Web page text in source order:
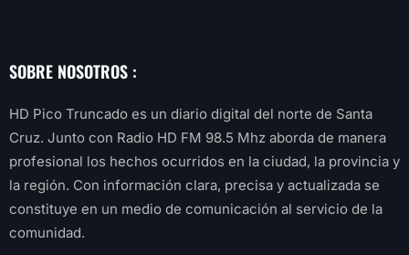
SOBRE NOSOTROS :
HD Pico Truncado es un diario digital del norte de Santa
Cruz. Junto con Radio HD FM 98.5 Mhz aborda de manera
profesional los hechos ocurridos en la ciudad, la provincia y
la región. Con información clara, precisa y actualizada se
constituye en un medio de comunicación al servicio de la
comunidad.